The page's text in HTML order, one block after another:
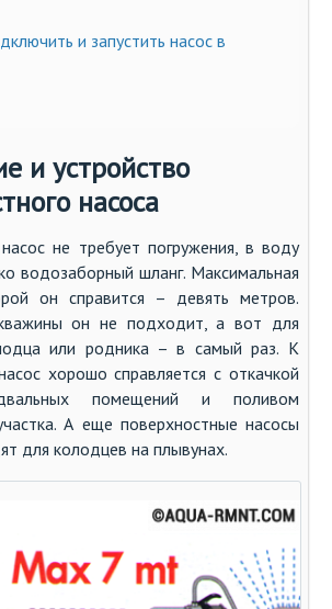
и запустить насос в
и устройство
насоса
не требует погружения, в воду
водозаборный шланг. Максимальная
он справится – девять метров.
он не подходит, а вот для
или родника – в самый раз. К
хорошо справляется с откачкой
помещений и поливом
А еще поверхностные насосы
для колодцев на плывунах.